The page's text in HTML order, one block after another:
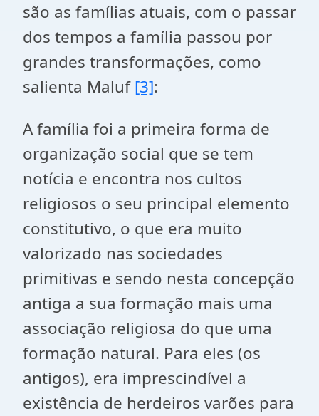
são as famílias atuais, com o passar
dos tempos a família passou por
grandes transformações, como
salienta Maluf[3]:
A família foi a primeira forma de
organização social que se tem
notícia e encontra nos cultos
religiosos o seu principal elemento
constitutivo, o que era muito
valorizado nas sociedades
primitivas e sendo nesta concepção
antiga a sua formação mais uma
associação religiosa do que uma
formação natural. Para eles (os
antigos), era imprescindível a
existência de herdeiros varões para